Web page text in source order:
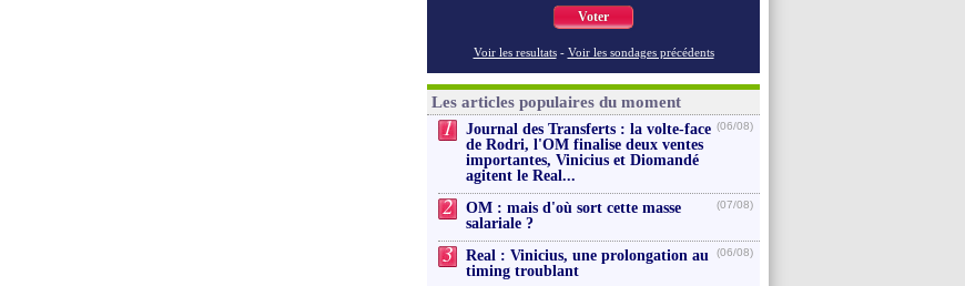
Voter
Voir les resultats - Voir les sondages précédents
Les articles populaires du moment
1
Journal des Transferts : la volte-face
de Rodri, l'OM finalise deux ventes
importantes, Vinicius et Diomandé
agitent le Real...
(06/08)
2
OM : mais d'où sort cette masse
salariale ?
(07/08)
3
Real : Vinicius, une prolongation au
timing troublant
(06/08)